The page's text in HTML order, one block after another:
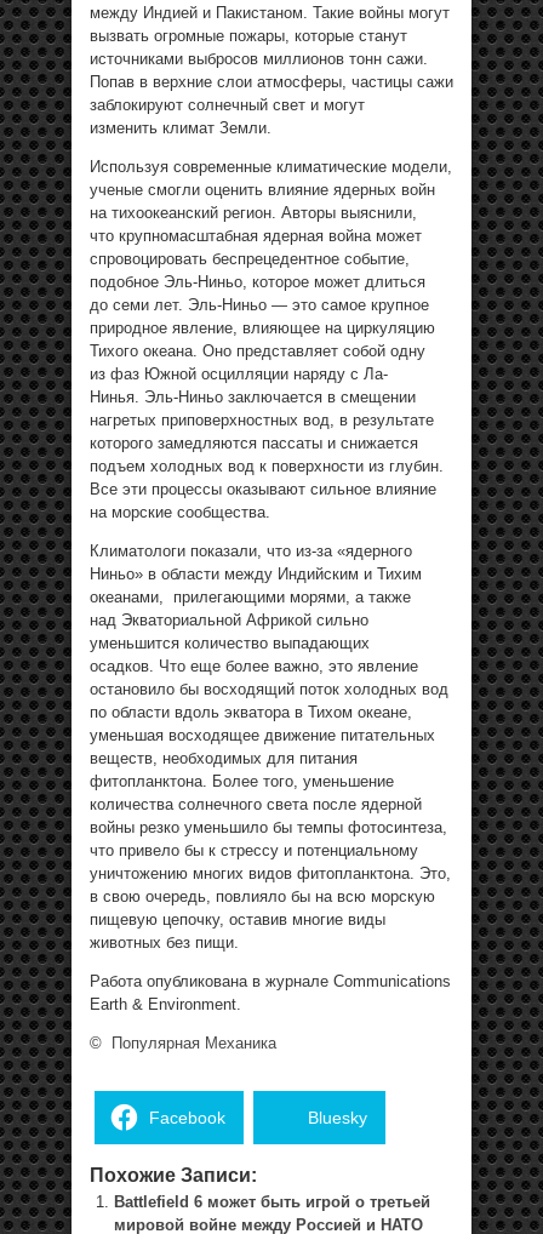
между Индией и Пакистаном. Такие войны могут
вызвать огромные пожары, которые станут
источниками выбросов миллионов тонн сажи.
Попав в верхние слои атмосферы, частицы сажи
заблокируют солнечный свет и могут
изменить климат Земли.
Используя современные климатические модели,
ученые смогли оценить влияние ядерных войн
на тихоокеанский регион. Авторы выяснили,
что крупномасштабная ядерная война может
спровоцировать беспрецедентное событие,
подобное Эль-Ниньо, которое может длиться
до семи лет. Эль-Ниньо — это самое крупное
природное явление, влияющее на циркуляцию
Тихого океана. Оно представляет собой одну
из фаз Южной осцилляции наряду с Ла-
Нинья. Эль-Ниньо заключается в смещении
нагретых приповерхностных вод, в результате
которого замедляются пассаты и снижается
подъем холодных вод к поверхности из глубин.
Все эти процессы оказывают сильное влияние
на морские сообщества.
Климатологи показали, что из-за «ядерного
Ниньо» в области между Индийским и Тихим
океанами, прилегающими морями, а также
над Экваториальной Африкой сильно
уменьшится количество выпадающих
осадков. Что еще более важно, это явление
остановило бы восходящий поток холодных вод
по области вдоль экватора в Тихом океане,
уменьшая восходящее движение питательных
веществ, необходимых для питания
фитопланктона. Более того, уменьшение
количества солнечного света после ядерной
войны резко уменьшило бы темпы фотосинтеза,
что привело бы к стрессу и потенциальному
уничтожению многих видов фитопланктона. Это,
в свою очередь, повлияло бы на всю морскую
пищевую цепочку, оставив многие виды
животных без пищи.
Работа опубликована в журнале Communications
Earth & Environment.
© Популярная Механика
Facebook Bluesky
Похожие Записи:
Battlefield 6 может быть игрой о третьей
мировой войне между Россией и НАТО